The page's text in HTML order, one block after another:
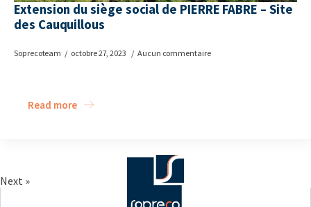
Extension du siège social de PIERRE FABRE – Site
des Cauquillous
Soprecoteam octobre 27, 2023 Aucun commentaire
Read more
Next »